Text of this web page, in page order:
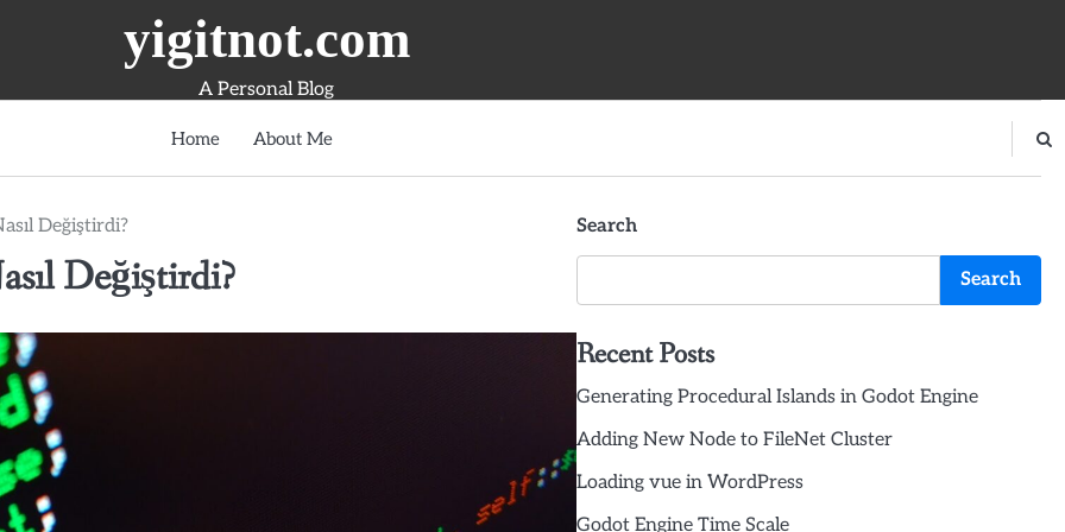
yigitnot.com
A Personal Blog
Home About Me
Değiştirdi?
Değiştirdi?
Search
Search
Recent Posts
Generating Procedural Islands in Godot Engine
Adding New Node to FileNet Cluster
Loading vue in WordPress
Godot Engine Time Scale